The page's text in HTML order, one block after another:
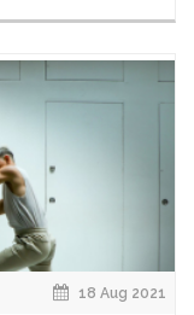
18 Aug 2021